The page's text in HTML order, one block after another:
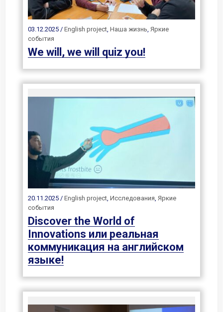
03.12.2025 / English project, Наша жизнь, Яркие
события
We will, we will quiz you!
20.11.2025 / English project, Исследования, Яркие
события
Discover the World of
Innovations или реальная
коммуникация на английском
языке!